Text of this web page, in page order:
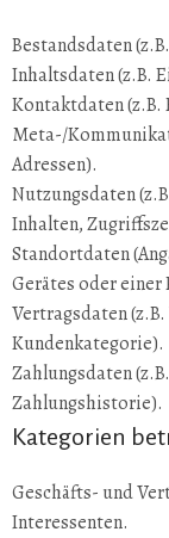
Bestandsdaten
Inhaltsdaten (z.B.
Kontaktdaten (z.B.
Meta-/
Adressen).
Nutzungsdaten
Inhalten,
Standortdaten
Gerätes oder einer
Vertragsdaten
Kundenkategorie).
Zahlungsdaten
Zahlungshistorie).
Kategorien
Geschäfts- und
Interessenten.